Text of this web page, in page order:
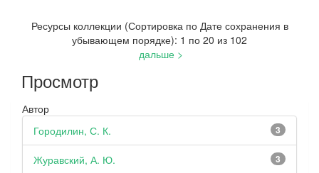
Ресурсы коллекции (Сортировка по Дате сохранения в
убывающем порядке): 1 по 20 из 102
дальше >
Просмотр
Автор
3
Городилин, С. К.
3
Журавский, А. Ю.